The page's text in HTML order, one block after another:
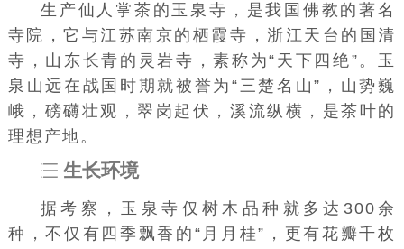
生产仙人掌茶的玉泉寺，是我国佛教的著名
寺院，它与江苏南京的栖霞寺，浙江天台的国清
寺，山东长青的灵岩寺，素称为“天下四绝”。玉
泉山远在战国时期就被誉为“三楚名山”，山势巍
峨，磅礴壮观，翠岗起伏，溪流纵横，是茶叶的
理想产地。
生长环境
据考察，玉泉寺仅树木品种就多达300余
种，不仅有四季飘香的“ 月月桂”，更有花瓣千枚